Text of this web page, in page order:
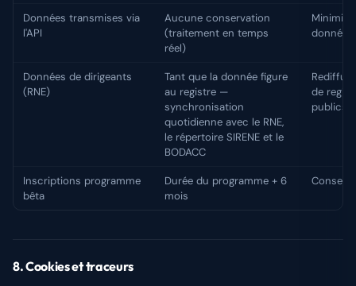
Données transmises via
l'API
Aucune conservation
(traitement en temps
réel)
données
Données de dirigeants
(RNE)
Tant que la donnée figure
au registre —
synchronisation
quotidienne avec le RNE,
le répertoire SIRENE et le
BODACC
de
publics
Inscriptions programme
bêta
Durée du programme + 6
mois
8. Cookies et traceurs